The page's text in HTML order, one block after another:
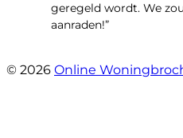
geregeld wordt. We
aanraden!”
© 2026 Online